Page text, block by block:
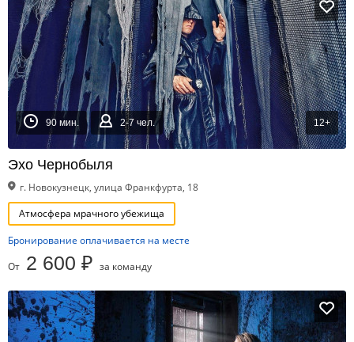
90 мин. 2-7 чел. 12+
Эхо Чернобыля
г. Новокузнецк, улица Франкфурта, 18
Атмосфера мрачного убежища
Бронирование оплачивается на месте
От 2 600 ₽ за команду